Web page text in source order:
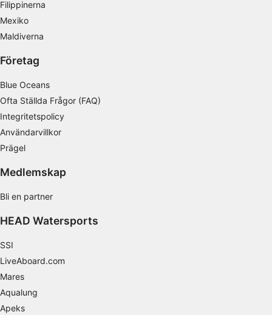
Filippinerna
Mexiko
Maldiverna
Företag
Blue Oceans
Ofta Ställda Frågor (FAQ)
Integritetspolicy
Användarvillkor
Prägel
Medlemskap
Bli en partner
HEAD Watersports
SSI
LiveAboard.com
Mares
Aqualung
Apeks